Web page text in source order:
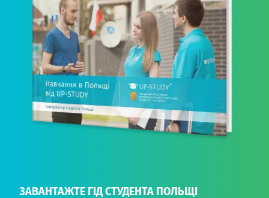
ЗАВАНТАЖТЕ ГІД СТУДЕНТА ПОЛЬЩІ